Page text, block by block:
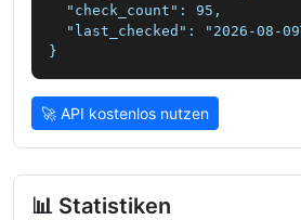
  "check_count": 95,
"last_checked": "2026-08-
}
🚀 API kostenlos nutzen
📊 Statistiken